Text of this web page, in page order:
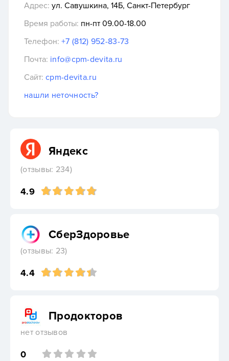
Адрес: ул. Савушкина, 14Б, Санкт-Петербург
Время работы: пн-пт 09.00-18.00
Телефон: +7 (812) 952-83-73
Почта: info@cpm-devita.ru
Сайт: cpm-devita.ru
нашли неточность?
Яндекс
(отзывы: 234)
4.9
СберЗдоровье
(отзывы: 23)
4.4
Продокторов
нет отзывов
0